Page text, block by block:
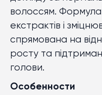
волоссям.
екстрактів і
спрямована на
росту та
голови.
Особенности